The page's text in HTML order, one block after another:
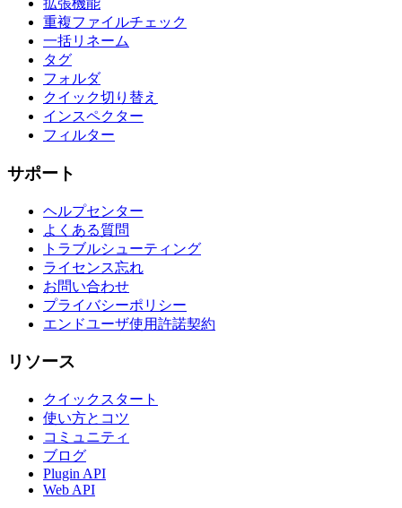
拡張機能
重複ファイルチェック
一括リネーム
タグ
フォルダ
クイック切り替え
インスペクター
フィルター
サポート
ヘルプセンター
よくある質問
トラブルシューティング
ライセンス忘れ
お問い合わせ
プライバシーポリシー
エンドユーザ使用許諾契約
リソース
クイックスタート
使い方とコツ
コミュニティ
ブログ
Plugin API
Web API